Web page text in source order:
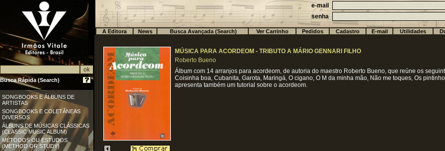
Busca Rápida (Search)
SONGBOOKS E ÁLBUNS DE
ARTISTAS
SONGBOOKS E COLETÂNEAS
DIVERSOS
ÁLBUNS DE MÚSICAS CLÁSSICAS
(CLASSIC MUSIC ALBUM)
MÉTODOS OU ESTUDOS
(METHOD OR STUDY)
e-mail
senha
A Editora News Busca Avançada (Search) Ver Carrinho Pedidos Cadastro E-mail Utilidades
MÚSICA PARA ACORDEOM - TRIBUTO A MÁRIO GENNARI FILHO
Roberto Bueno
Álbum com 14 arranjos para acordeom, de autoria do maestro Roberto Bueno, que reúne os
Coisinha boa, Cubanita, Garota, Maringá, O cigano, O M da minha mão, Não me toques, Os
apresenta também um tutorial sobre o acordeom.